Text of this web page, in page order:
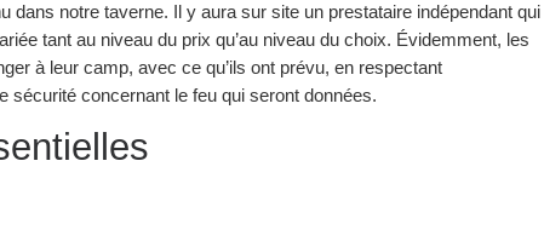
dans notre taverne. Il y aura sur site un prestataire indépendant qui
tant au niveau du prix qu’au niveau du choix. Évidemment, les
à leur camp, avec ce qu’ils ont prévu, en respectant
sécurité concernant le feu qui seront données.